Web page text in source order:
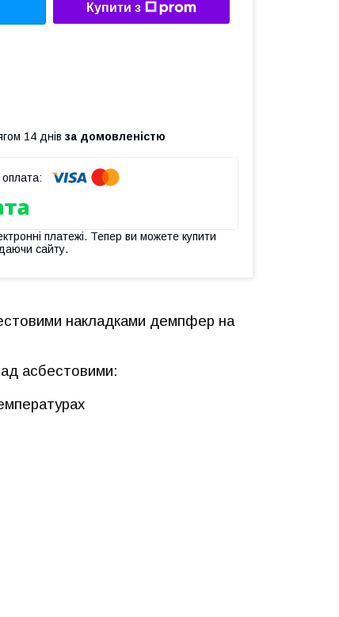
Купити з
14 днів за домовленістю
платежі. Тепер ви можете купити
сайту.
накладками демпфер на
асбестовими: